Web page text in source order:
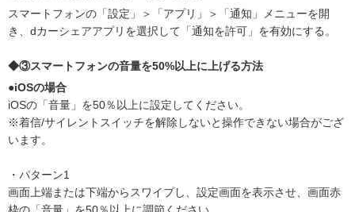
スマートフォンの「設定」＞「アプリ」＞「通知」メニューを開
き、dカーシェアアプリを選択して「通知を許可」を有効にする。
◆③スマートフォンの音量を50%以上に上げる方法
●iOSの場合
iOSの「音量」を50％以上に設定してください。
※着信/サイレントスイッチを解除しないと操作できない場合がござ
います。
・パターン1
画面上端または下端からスワイプし、設定画面を表示させ、画面赤